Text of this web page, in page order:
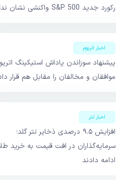
رکورد جدید S&P 500 واکنشی نشان نداد
اخبار اتریوم
پیشنهاد سوزاندن پاداش استیکینگ
موافقان و مخالفان را مقابل هم قرار
اخبار تتر
افزایش ۹.۵ درصدی ذخایر تتر گلد؛
سرمایه‌گذاران در افت قیمت به خرید
ادامه دادند